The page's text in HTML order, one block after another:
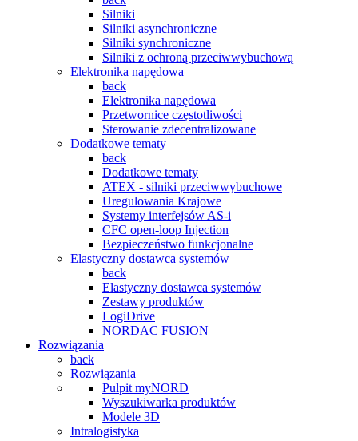
Silniki
Silniki asynchroniczne
Silniki synchroniczne
Silniki z ochroną przeciwwybuchową
Elektronika napędowa
back
Elektronika napędowa
Przetwornice częstotliwości
Sterowanie zdecentralizowane
Dodatkowe tematy
back
Dodatkowe tematy
ATEX - silniki przeciwwybuchowe
Uregulowania Krajowe
Systemy interfejsów AS-i
CFC open-loop Injection
Bezpieczeństwo funkcjonalne
Elastyczny dostawca systemów
back
Elastyczny dostawca systemów
Zestawy produktów
LogiDrive
NORDAC FUSION
Rozwiązania
back
Rozwiązania
Pulpit myNORD
Wyszukiwarka produktów
Modele 3D
Intralogistyka